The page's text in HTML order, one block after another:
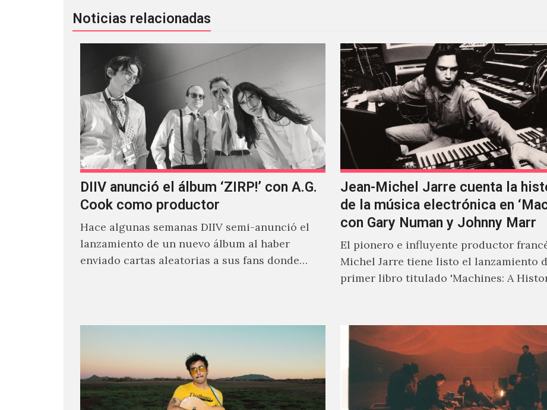
Noticias relacionadas
DIIV anunció el álbum ‘ZIRP!’ con A.G.
Cook como productor
Hace algunas semanas DIIV semi-anunció el
lanzamiento de un nuevo álbum al haber
enviado cartas aleatorias a sus fans donde
Jean-Michel Jarre cuenta la
de la música electrónica en
con Gary Numan y Johnny Marr
El pionero e influyente productor
Michel Jarre tiene listo el lanzamiento
primer libro titulado 'Machines: A